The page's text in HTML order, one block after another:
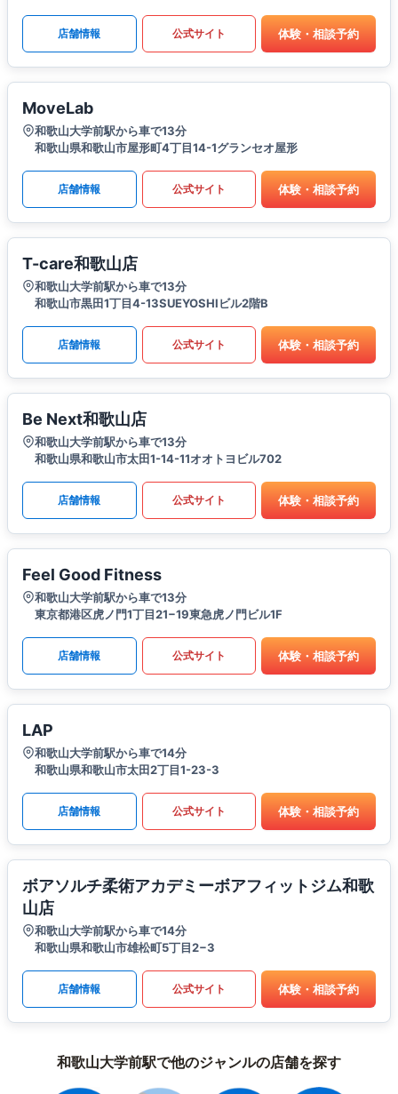
店舗情報 公式サイト 体験・相談予約
MoveLab
和歌山大学前駅から車で13分
和歌山県和歌山市屋形町4丁目14-1グランセオ屋形
店舗情報 公式サイト 体験・相談予約
T-care和歌山店
和歌山大学前駅から車で13分
和歌山市黒田1丁目4-13SUEYOSHIビル2階B
店舗情報 公式サイト 体験・相談予約
Be Next和歌山店
和歌山大学前駅から車で13分
和歌山県和歌山市太田1-14-11オオトヨビル702
店舗情報 公式サイト 体験・相談予約
Feel Good Fitness
和歌山大学前駅から車で13分
東京都港区虎ノ門1丁目21−19東急虎ノ門ビル1F
店舗情報 公式サイト 体験・相談予約
LAP
和歌山大学前駅から車で14分
和歌山県和歌山市太田2丁目1-23-3
店舗情報 公式サイト 体験・相談予約
ボアソルチ柔術アカデミーボアフィットジム和歌
山店
和歌山大学前駅から車で14分
和歌山県和歌山市雄松町5丁目2−3
店舗情報 公式サイト 体験・相談予約
和歌山大学前駅で他のジャンルの店舗を探す